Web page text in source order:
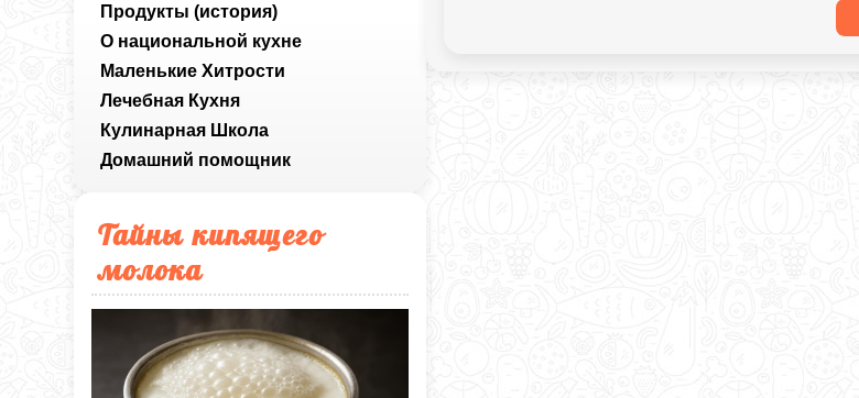
Продукты (история)
О национальной кухне
Маленькие Хитрости
Лечебная Кухня
Кулинарная Школа
Домашний помощник
Тайны кипящего
молока